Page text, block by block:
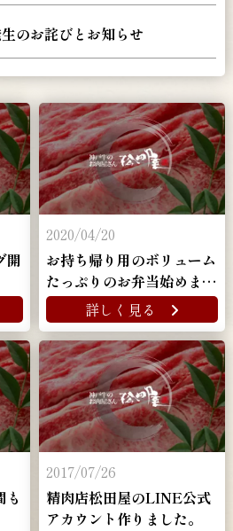
のお詫びとお知らせ
開
2020/04/20
お持ち帰り用のボリューム
たっぷりのお弁当始めまし
た！ 詳しく見る
も
2017/07/26
精肉店松田屋のLINE公式
アカウント作りました。